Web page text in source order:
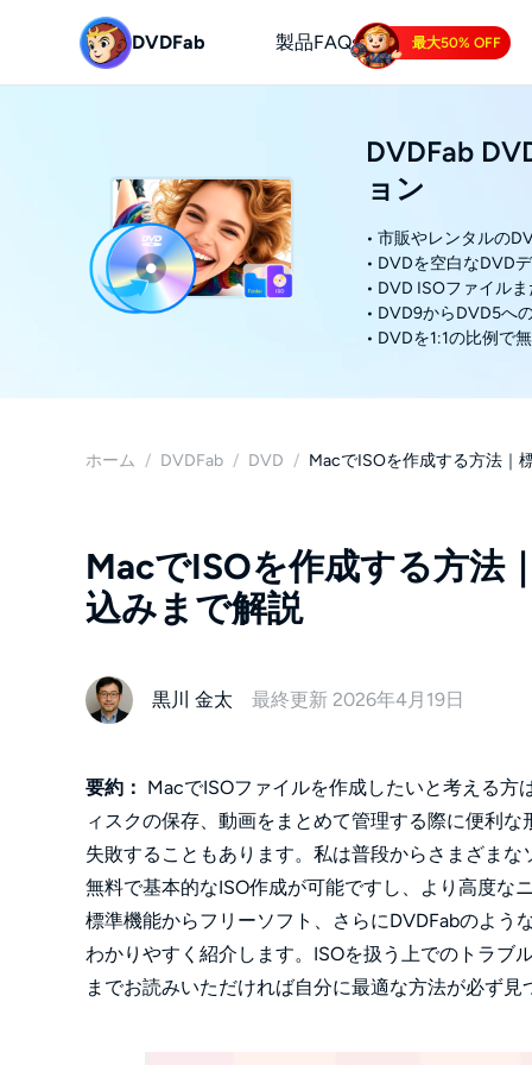
DVDFab 製品FAQs 最大50% OFF
DVDFab
ョン
• 市販やレンタルの
• DVDを空白なDVD
• DVD ISOファイル
• DVD9からDVD5へ
• DVDを1:1の比例で
ホーム / DVDFab / DVD / MacでISOを作成する方法｜
MacでISOを作成する方法
込みまで解説
黒川 金太 最終更新 2026年4月19日
要約： MacでISOファイルを作成したいと考える
ィスクの保存、動画をまとめて管理する際に便利
失敗することもあります。私は普段からさまざま
無料で基本的なISO作成が可能ですし、より高度な
標準機能からフリーソフト、さらにDVDFabのよ
わかりやすく紹介します。ISOを扱う上でのトラブ
までお読みいただければ自分に最適な方法が必ず見